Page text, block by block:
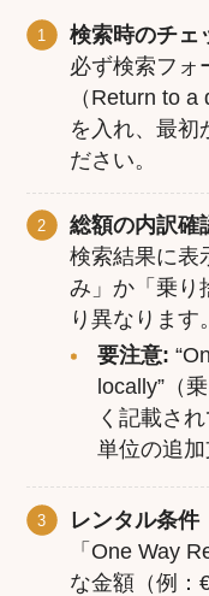
検索時のチェ
必ず検索フォ
（Return to
を入れ、最初
ださい。
総額の内訳確
検索結果に表
み」か「乗り
り異なります。
要注意:
locally”（
く記載さ
単位の追加
レンタル条
「One Way
な金額（例：